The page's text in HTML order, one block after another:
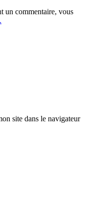
un commentaire, vous
site dans le navigateur